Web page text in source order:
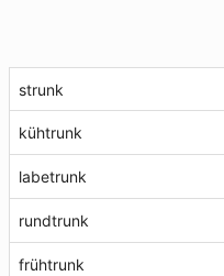
strunk
kühtrunk
labetrunk
rundtrunk
frühtrunk